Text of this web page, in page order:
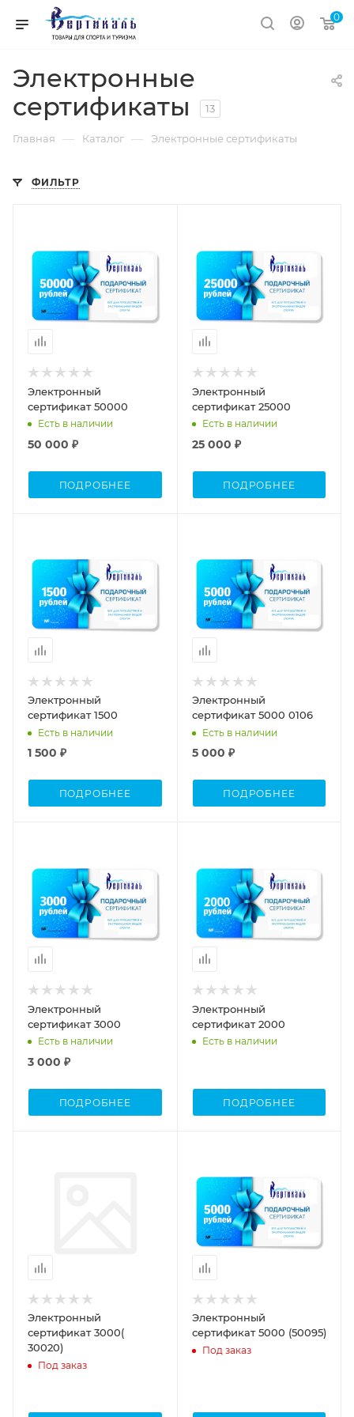
0
Электронные
сертификаты
13
Главная — Каталог — Электронные сертификаты
ФИЛЬТР
Электронный
сертификат 50000
Есть в наличии
50 000 ₽
ПОДРОБНЕЕ
Электронный
сертификат 25000
Есть в наличии
25 000 ₽
ПОДРОБНЕЕ
Электронный
сертификат 1500
Есть в наличии
1 500 ₽
ПОДРОБНЕЕ
Электронный
сертификат 5000 0106
Есть в наличии
5 000 ₽
ПОДРОБНЕЕ
Электронный
сертификат 3000
Есть в наличии
3 000 ₽
ПОДРОБНЕЕ
Электронный
сертификат 2000
Есть в наличии
ПОДРОБНЕЕ
Электронный
сертификат 3000(
30020)
Под заказ
Электронный
сертификат 5000 (50095)
Под заказ